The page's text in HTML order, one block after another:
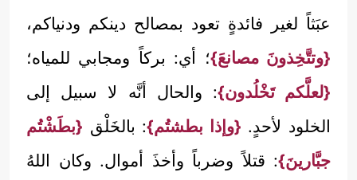
عبَثاً لغير فائدةٍ تعود بمصالح دينكم ودنياكم،
{وتتَّخِذونَ مصانعَ}؛ أي: بركاً ومجابي للمياه؛
{لعلَّكم تَخْلُدون}: والحال أنَّه لا سبيل إلى
الخلود لأحدٍ. {وإذا بطشتُم}: بالخَلْق {بطَشْتُم
جبَّارينَ}: قتلاً وضرباً وأخذَ أموال. وكان اللهُ